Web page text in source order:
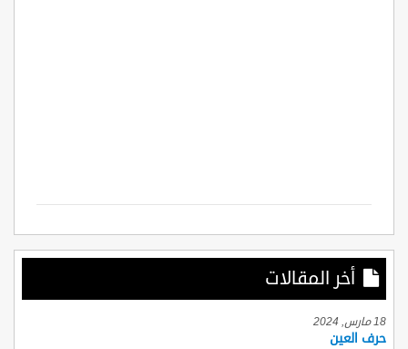
أخر المقالات
18 مارس, 2024
حرف العين